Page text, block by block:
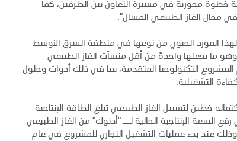
خطوة محورية في مسيرة التعاون بين الطرفين، كما
مجال الغاز الطبيعي المسال".
المورد الحيوي من نوعها في منطقة الشرق الأوسط
وهو ما يجعلها واحدةً من أقل منشآت الغاز الطبيعي
التكنولوجيا المتقدمة، بما في ذلك أدوات وحلول
التشغيلية.
خطين لتسييل الغاز الطبيعي تبلغ الطاقة الإنتاجية
رفع السعة الإنتاجية الحالية لــ "أدنوك" من الغاز الطبيعي
15 مليون طن متري سنوياً، وذلك عند بدء عمليات التشغيل التجاري للمشروع في عام